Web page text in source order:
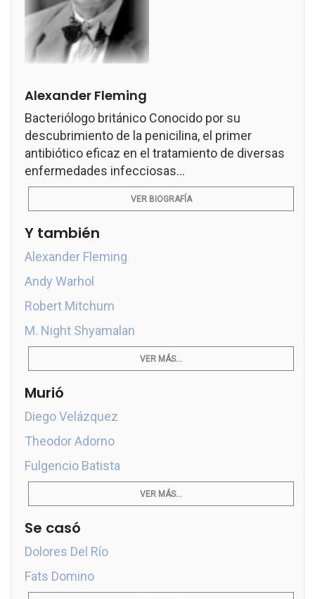
Alexander Fleming
Bacteriólogo británico Conocido por su
descubrimiento de la penicilina, el primer
antibiótico eficaz en el tratamiento de diversas
enfermedades infecciosas...
VER BIOGRAFÍA
Y también
Alexander Fleming
Andy Warhol
Robert Mitchum
M. Night Shyamalan
VER MÁS...
Murió
Diego Velázquez
Theodor Adorno
Fulgencio Batista
VER MÁS...
Se casó
Dolores Del Río
Fats Domino